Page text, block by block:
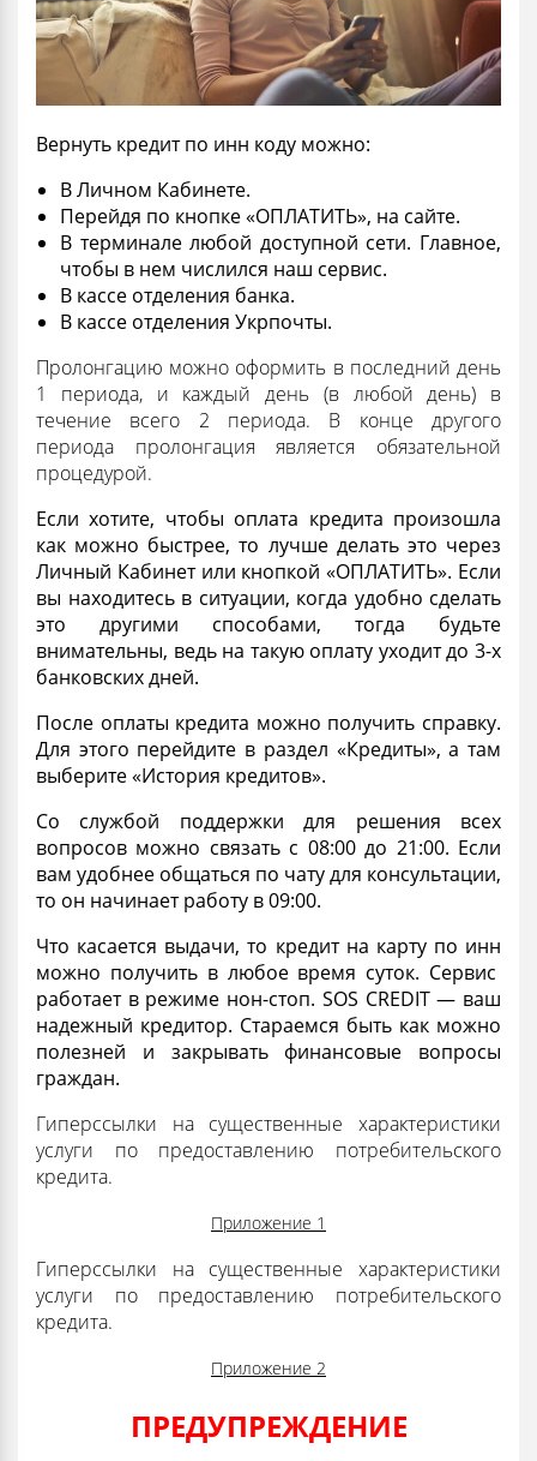
Вернуть кредит по инн коду можно:
В Личном Кабинете.
Перейдя по кнопке «ОПЛАТИТЬ», на сайте.
В терминале любой доступной сети. Главное,
чтобы в нем числился наш сервис.
В кассе отделения банка.
В кассе отделения Укрпочты.
Пролонгацию можно оформить в последний день
1 периода, и каждый день (в любой день) в
течение всего 2 периода. В конце другого
периода пролонгация является обязательной
процедурой.
Если хотите, чтобы оплата кредита произошла
как можно быстрее, то лучше делать это через
Личный Кабинетили кнопкой «ОПЛАТИТЬ». Если
вы находитесь в ситуации, когда удобно сделать
это другими способами, тогда будьте
внимательны, ведь на такую оплату уходит до 3-х
банковских дней.
После оплаты кредита можно получить справку.
Для этого перейдите в раздел «Кредиты», а там
выберите «История кредитов».
Со службой поддержки для решения всех
вопросов можно связать с 08:00 до 21:00. Если
вам удобнее общаться по чату для консультации,
то он начинает работу в 09:00.
Что касается выдачи, то кредит на карту по инн
можно получить в любое время суток. Сервис
работает в режиме нон-стоп. SOS CREDIT — ваш
надежный кредитор. Стараемся быть как можно
полезней и закрывать финансовые вопросы
граждан.
Гиперссылки на существенные характеристики
услуги по предоставлению потребительского
кредита.
Приложение 1
Гиперссылки на существенные характеристики
услуги по предоставлению потребительского
кредита.
Приложение 2
ПРЕДУПРЕЖДЕНИЕ